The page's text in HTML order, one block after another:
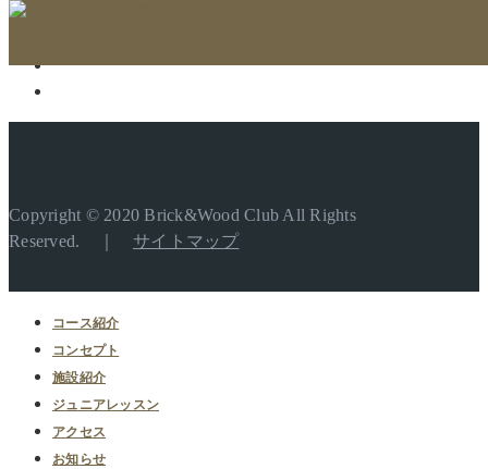
Copyright © 2020 Brick&Wood Club All Rights
Reserved. ｜ サイトマップ
コース紹介
コンセプト
施設紹介
ジュニアレッスン
アクセス
お知らせ